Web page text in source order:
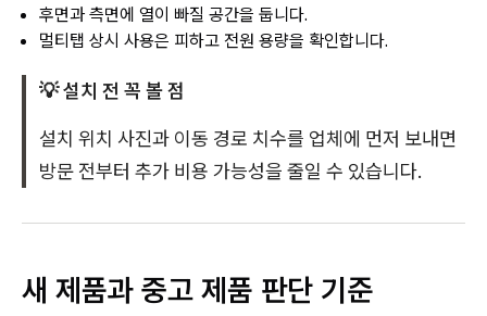
후면과 측면에 열이 빠질 공간을 둡니다.
멀티탭 상시 사용은 피하고 전원 용량을 확인합니다.
💡 설치 전 꼭 볼 점
설치 위치 사진과 이동 경로 치수를 업체에 먼저 보내면
방문 전부터 추가 비용 가능성을 줄일 수 있습니다.
새 제품과 중고 제품 판단 기준